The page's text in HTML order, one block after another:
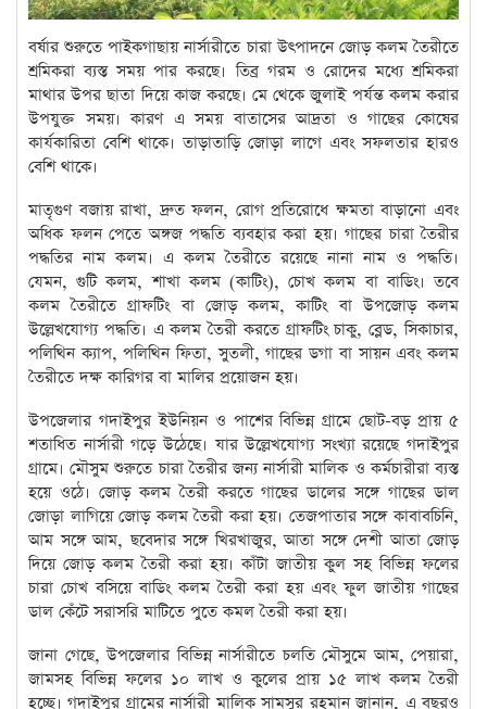
বর্ষার শুরুতে পাইকগাছায় নার্সারীতে চারা উৎপাদনে জোড় কলম তৈরীতে
শ্রমিকরা ব্যস্ত সময় পার করছে। তিব্র গরম ও রোদের মধ্যে শ্রমিকরা
মাথার উপর ছাতা দিয়ে কাজ করছে। মে থেকে জুলাই পর্যন্ত কলম করার
উপযুক্ত সময়। কারণ এ সময় বাতাসের আদ্রতা ও গাছের কোষের
কার্যকারিতা বেশি থাকে। তাড়াতাড়ি জোড়া লাগে এবং সফলতার হারও
বেশি থাকে।
মাতৃগুণ বজায় রাখা, দ্রুত ফলন, রোগ প্রতিরোধে ক্ষমতা বাড়ানো এবং
অধিক ফলন পেতে অঙ্গজ পদ্ধতি ব্যবহার করা হয়। গাছের চারা তৈরীর
পদ্ধতির নাম কলম। এ কলম তৈরীতে রয়েছে নানা নাম ও পদ্ধতি।
যেমন, গুটি কলম, শাখা কলম (কাটিং), চোখ কলম বা বাডিং। তবে
কলম তৈরীতে গ্রাফটিং বা জোড় কলম, কাটিং বা উপজোড় কলম
উল্লেখযোগ্য পদ্ধতি। এ কলম তৈরী করতে গ্রাফটিং চাকু, ব্লেড, সিকাচার,
পলিথিন ক্যাপ, পলিথিন ফিতা, সুতলী, গাছের ডগা বা সায়ন এবং কলম
তৈরীতে দক্ষ কারিগর বা মালির প্রয়োজন হয়।
উপজেলার গদাইপুর ইউনিয়ন ও পাশের বিভিন্ন গ্রামে ছোট-বড় প্রায় ৫
শতাধিত নার্সারী গড়ে উঠেছে। যার উল্লেখযোগ্য সংখ্যা রয়েছে গদাইপুর
গ্রামে। মৌসুম শুরুতে চারা তৈরীর জন্য নার্সারী মালিক ও কর্মচারীরা ব্যস্ত
হয়ে ওঠে। জোড় কলম তৈরী করতে গাছের ডালের সঙ্গে গাছের ডাল
জোড়া লাগিয়ে জোড় কলম তৈরী করা হয়। তেজপাতার সঙ্গে কাবাবচিনি,
আম সঙ্গে আম, ছবেদার সঙ্গে খিরখাজুর, আতা সঙ্গে দেশী আতা জোড়
দিয়ে জোড় কলম তৈরী করা হয়। কাঁটা জাতীয় কুল সহ বিভিন্ন ফলের
চারা চোখ বসিয়ে বাডিং কলম তৈরী করা হয় এবং ফুল জাতীয় গাছের
ডাল কেঁটে সরাসরি মাটিতে পুতে কমল তৈরী করা হয়।
জানা গেছে, উপজেলার বিভিন্ন নার্সারীতে চলতি মৌসুমে আম, পেয়ারা,
জামসহ বিভিন্ন ফলের ১০ লাখ ও কুলের প্রায় ১৫ লাখ কলম তৈরী
হচ্ছে। গদাইপুর গ্রামের নার্সারী মালিক সামসুর রহমান জানান, এ বছরও